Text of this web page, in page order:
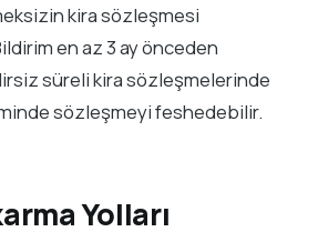
kira sözleşmesi
en az 3 ay önceden
süreli kira sözleşmelerinde
sözleşmeyi feshedebilir.
Yolları